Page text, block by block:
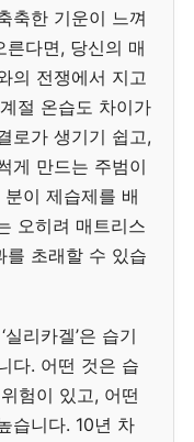
축한 기운이 느껴
다면, 당신의 매
의 전쟁에서 지고
절 온습도 차이가
로가 생기기 쉽고,
게 만드는 주범이
이 제습제를 배
오히려 매트리스
를 초래할 수 있습
리카겔’은 습기
다. 어떤 것은 습
험이 있고, 어떤
습니다. 10년 차